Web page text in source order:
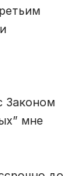
Законом
мне